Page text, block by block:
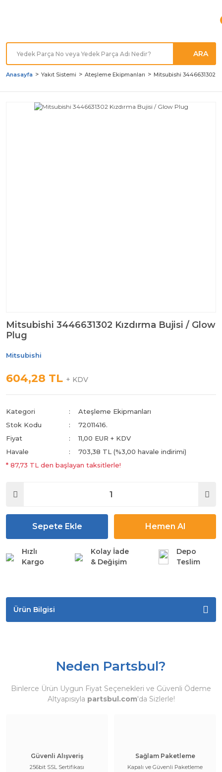
ARA
Anasayfa Yakıt Sistemi Ateşleme Ekipmanları Mitsubishi 3446631302
Mitsubishi 3446631302 Kızdırma Bujisi / Glow
Plug
Mitsubishi
604,28 TL + KDV
Kategori
Ateşleme Ekipmanları
Stok Kodu
72011416.
Fiyat
11,00 EUR + KDV
Havale
703,38 TL (%3,00 havale indirimi)
* 87,73 TL den başlayan taksitlerle!
Sepete Ekle Hemen Al
Hızlı
Kargo
Kolay İade
& Değişim
Depo
Teslim
Ürün Bilgisi
Neden Partsbul?
Binlerce Ürün Uygun Fiyat Seçenekleri ve Güvenli Ödeme
Altyapısıyla partsbul.com'da Sizlerle!
Güvenli Alışveriş
256bit SSL Sertifikası
Sağlam Paketleme
Kapalı ve Güvenli Paketleme